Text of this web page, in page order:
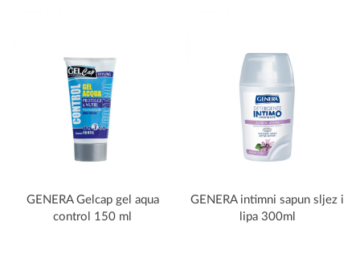
GENERA Gelcap gel aqua
control 150 ml
GENERA intimni sapun sljez i
lipa 300ml